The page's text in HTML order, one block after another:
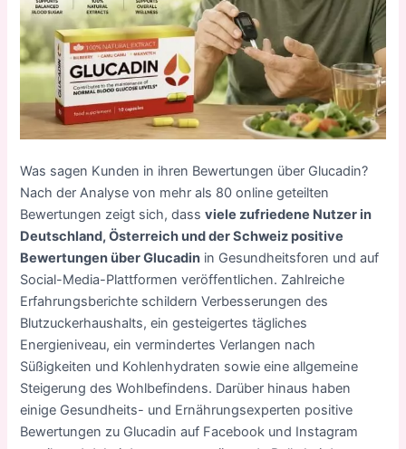
Was sagen Kunden in ihren Bewertungen über Glucadin?
Nach der Analyse von mehr als 80 online geteilten
Bewertungen zeigt sich, dassviele zufriedene Nutzer in
Deutschland, Österreich und der Schweiz positive
Bewertungen über Glucadin in Gesundheitsforen und auf
Social-Media-Plattformen veröffentlichen. Zahlreiche
Erfahrungsberichte schildern Verbesserungen des
Blutzuckerhaushalts, ein gesteigertes tägliches
Energieniveau, ein vermindertes Verlangen nach
Süßigkeiten und Kohlenhydraten sowie eine allgemeine
Steigerung des Wohlbefindens. Darüber hinaus haben
einige Gesundheits- und Ernährungsexperten positive
Bewertungen zu Glucadin auf Facebook und Instagram